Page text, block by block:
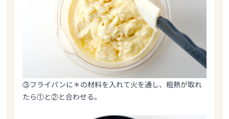
③フライパンに＊の材料を入れて火を通し、粗熱が取れ
たら①と②と合わせる。